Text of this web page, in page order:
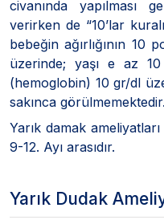
civanında yapılması
verirken de “10’lar
bebeğin ağırlığının 10
üzerinde; yaşı e az
(hemoglobin) 10 gr/dl
sakınca görülmemektedir.
Yarık damak
9-12. Ayı arasıdır.
Yarık Dudak